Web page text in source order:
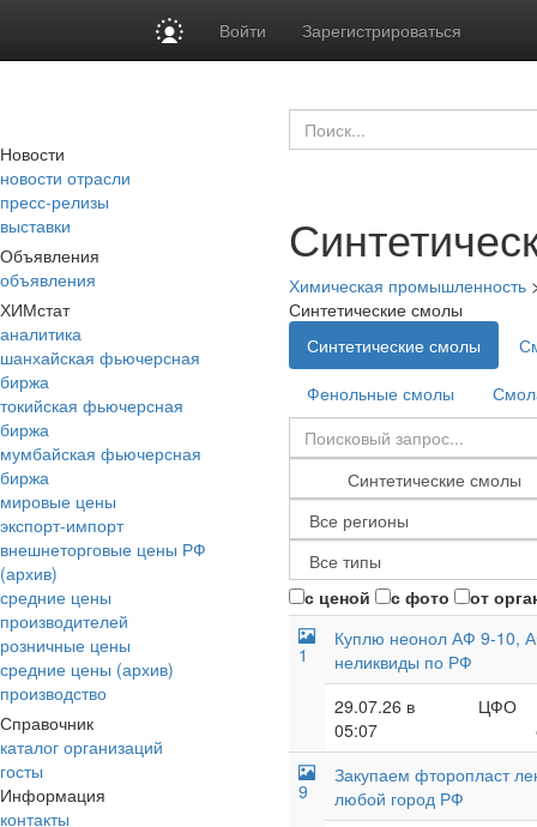
Войти Зарегистрироваться
Новости
новости отрасли
пресс-релизы
выставки
Объявления
объявления
ХИМстат
аналитика
шанхайская фьючерсная
биржа
токийская фьючерсная
биржа
мумбайская фьючерсная
биржа
мировые цены
экспорт-импорт
внешнеторговые цены РФ
(архив)
средние цены
производителей
розничные цены
средние цены (архив)
производство
Справочник
каталог организаций
госты
Информация
контакты
Химическая промышленность
Синтетические смолы
Синтетические смолы
Фенольные смолы
с ценой с фото от
1
Куплю неонол АФ 9-10,
неликвиды по РФ
29.07.26 в
05:07
ЦФО
9
Закупаем фторопласт
любой город РФ